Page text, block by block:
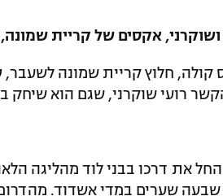
אקסים של קריית שמונה,
קולה, חלוץ קריית שמונה
רועי שוקרני, שגם הוא שיחק
את דרכו בבני לוד מהליגה